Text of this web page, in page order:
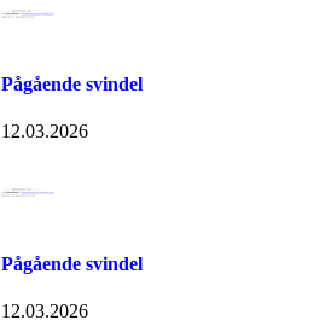
Pågående svindel
12.03.2026
Pågående svindel
12.03.2026